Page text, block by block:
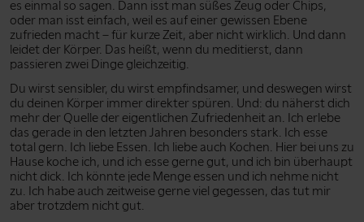
es einmal so sagen. Dann isst man süßes Zeug oder Chips,
oder man isst einfach, weil es auf einer gewissen Ebene
zufrieden macht – für kurze Zeit, aber nicht wirklich. Und dann
leidet der Körper. Das heißt, wenn du meditierst, dann
passieren zwei Dinge gleichzeitig.
Du wirst sensibler, du wirst empfindsamer, und deswegen wirst
du deinen Körper immer direkter spüren. Und: du näherst dich
mehr der Quelle der eigentlichen Zufriedenheit an. Ich erlebe
das gerade in den letzten Jahren besonders stark. Ich esse
total gern. Ich liebe Essen. Ich liebe auch Kochen. Hier bei uns zu
Hause koche ich, und ich esse gerne gut, und ich bin überhaupt
nicht dick. Ich könnte jede Menge essen und ich nehme nicht
zu. Ich habe auch zeitweise gerne viel gegessen, das tut mir
aber trotzdem nicht gut.